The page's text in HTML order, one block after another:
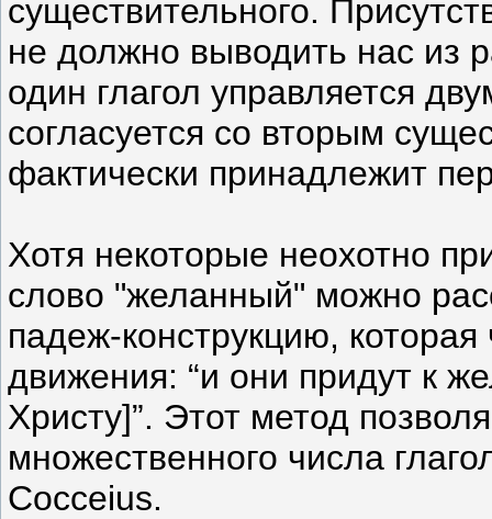
существительного.
не должно выводить нас из
один глагол управляется
согласуется со вторым
фактически принадлежит
Хотя некоторые неохотно
слово "желанный" можно
падеж-конструкцию, которая
движения: “и они придут к
Христу]”. Этот метод
множественного числа
Cocceius.